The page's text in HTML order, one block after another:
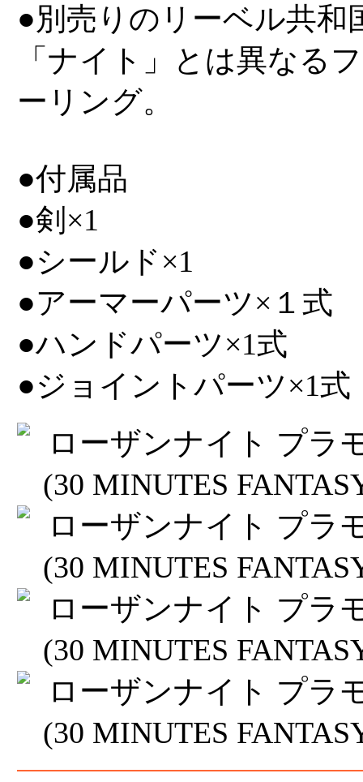
●別売りのリーベル共和
「ナイト」とは異なる
ーリング。
●付属品
●剣×1
●シールド×1
●アーマーパーツ×１式
●ハンドパーツ×1式
●ジョイントパーツ×1式